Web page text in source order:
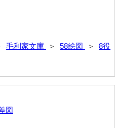
毛利家文庫 ＞ 58絵図 ＞ 8役
図